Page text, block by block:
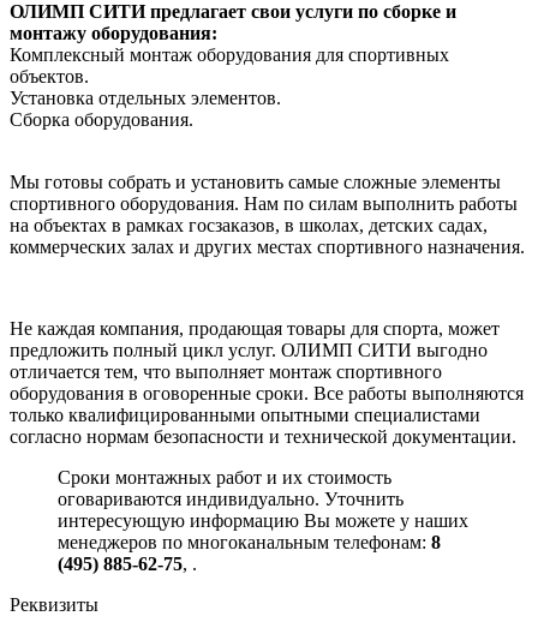
ОЛИМП СИТИ предлагает свои услуги по сборке и
монтажу оборудования:
Комплексный монтаж оборудования для спортивных
объектов.
Установка отдельных элементов.
Сборка оборудования.
Мы готовы собрать и установить самые сложные элементы
спортивного оборудования. Нам по силам выполнить работы
на объектах в рамках госзаказов, в школах, детских садах,
коммерческих залах и других местах спортивного назначения.
Не каждая компания, продающая товары для спорта, может
предложить полный цикл услуг. ОЛИМП СИТИ выгодно
отличается тем, что выполняет монтаж спортивного
оборудования в оговоренные сроки. Все работы выполняются
только квалифицированными опытными специалистами
согласно нормам безопасности и технической документации.
Сроки монтажных работ и их стоимость
оговариваются индивидуально. Уточнить
интересующую информацию Вы можете у наших
менеджеров по многоканальным телефонам: 8
(495) 885-62-75, .
Реквизиты